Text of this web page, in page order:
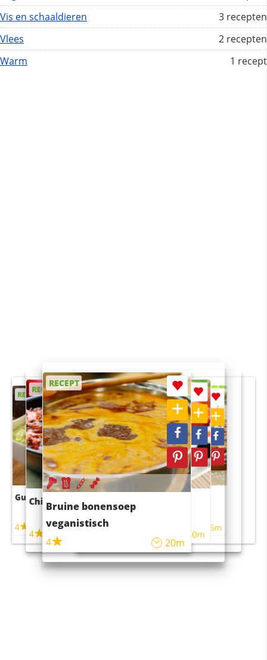
3 recepten
Vis en schaaldieren
2 recepten
Vlees
1 recept
Warm
RECEPT
Guacamole
4
RECEPT
Chili con carne
4 45m
RECEPT
Bruine bonensoep
veganistisch
4
20m
RECEPT
Sushi rijstsalade
maaltijdsalade
40m
RECEPT
4 55m